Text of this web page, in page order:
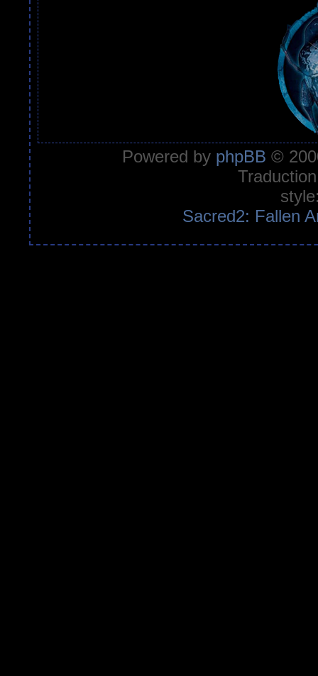
Powered by phpBB ©
Sacred2: Fallen